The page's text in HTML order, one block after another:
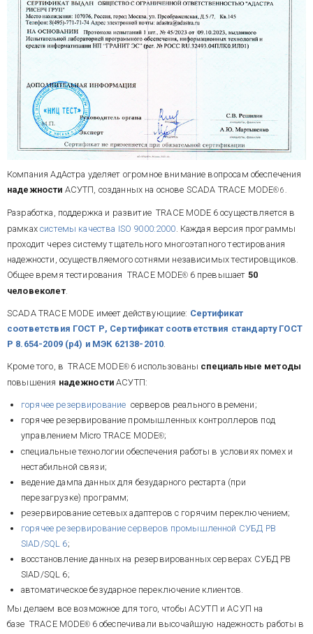
Компания АдАстра уделяет огромное внимание вопросам обеспечения
надежности АСУТП, созданных на основе SCADA TRACE MODE® 6.
Разработка, поддержка и развитие TRACE MODE 6 осуществляется в
рамкахсистемы качества ISO 9000:2000. Каждая версия программы
проходит через систему тщательного многоэтапного тестирования
надежности, осуществляемого сотнями независимых тестировщиков.
Общее время тестирования TRACE MODE® 6 превышает 50
человеколет.
SCADA TRACE MODE имеет действующиие: Сертификат
соответствия ГОСТ Р, Сертификат соответствия стандарту ГОСТ
Р 8.654-2009 (р4) и МЭК 62138-2010.
Кроме того, в TRACE MODE® 6 использованы специальные методы
повышения надежностиАСУТП:
горячее резервирование серверов реального времени;
горячее резервирование промышленных контроллеров под
управлением Micro TRACE MODE®;
специальные технологии обеспечения работы в условиях помех и
нестабильной связи;
ведение дампа данных для безударного рестарта (при
перезагрузке) программ;
резервирование сетевых адаптеров с горячим переключением;
горячее резервирование серверов промышленной СУБД РВ
SIAD/SQL 6;
восстановление данных на резервированных серверах СУБД РВ
SIAD/SQL 6;
автоматическое безударное переключение клиентов.
Мы делаем все возможное для того, чтобы АСУТП и АСУП на
базе TRACE MODE® 6 обеспечивали высочайшую надежность работы в